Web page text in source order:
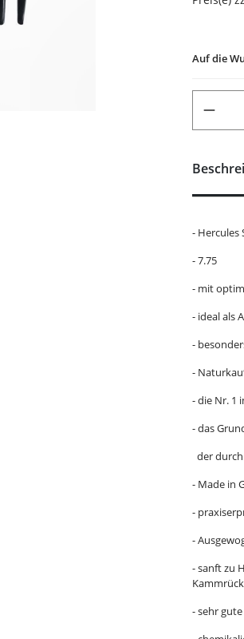
Auf die
- Hercules
- 7.75
- mit
- ideal als
-
-
- die Nr. 1
- das
der
- Made in
-
-
- sanft zu
- sehr